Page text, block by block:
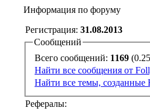
Информация по форуму
Регистрация: 31.08.2013
Сообщений
Всего сообщений: 1169
Найти все сообщения от
Найти все темы, созданные
Рефералы: